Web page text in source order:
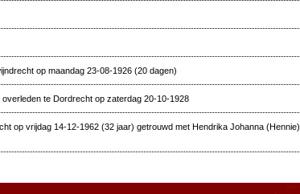
op maandag 23-08-1926 (20 dagen)
te Dordrecht op zaterdag 20-10-1928
op vrijdag 14-12-1962 (32 jaar) getrouwd met Hendrika Johanna (Hennie)